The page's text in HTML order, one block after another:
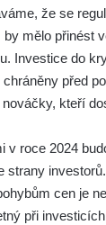
že se
mělo přinést
Investice do
před
kteří
v roce 2024
strany
cen je
při